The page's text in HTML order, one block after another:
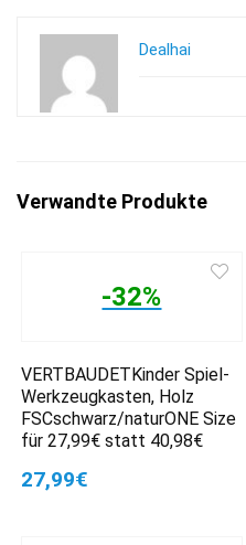
Dealhai
Verwandte Produkte
-32%
VERTBAUDETKinder Spiel-
Werkzeugkasten, Holz
FSCschwarz/naturONE Size
für 27,99€ statt 40,98€
27,99€